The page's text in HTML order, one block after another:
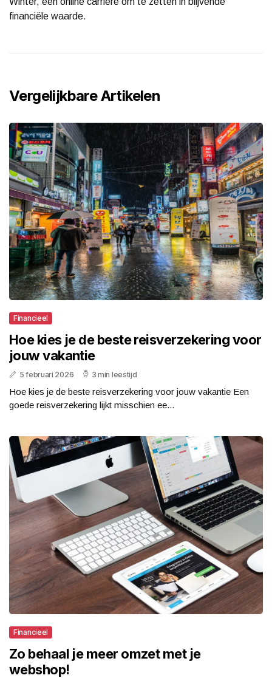
financiële waarde.
Vergelijkbare Artikelen
Financieel
Hoe kies je de beste reisverzekering voor
jouw vakantie
5 februari 2026 3 min leestijd
Hoe kies je de beste reisverzekering voor jouw vakantie Een
goede reisverzekering lijkt misschien ee...
Financieel
Zo behaal je meer omzet met je
webshop!